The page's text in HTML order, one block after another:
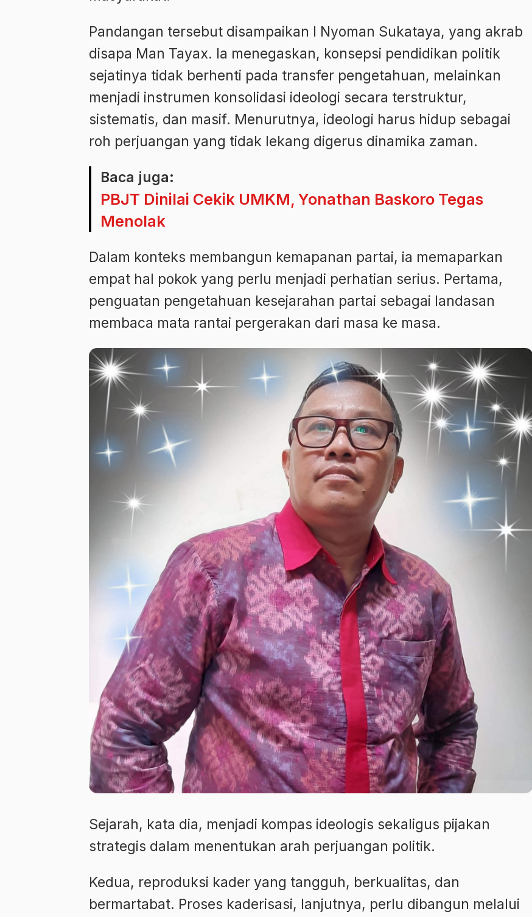
Pandangan tersebut disampaikan I Nyoman Sukataya, yang akrab
disapa Man Tayax. Ia menegaskan, konsepsi pendidikan politik
sejatinya tidak berhenti pada transfer pengetahuan, melainkan
menjadi instrumen konsolidasi ideologi secara terstruktur,
sistematis, dan masif. Menurutnya, ideologi harus hidup sebagai
roh perjuangan yang tidak lekang digerus dinamika zaman.
Baca juga:
PBJT Dinilai Cekik UMKM, Yonathan Baskoro Tegas
Menolak
Dalam konteks membangun kemapanan partai, ia memaparkan
empat hal pokok yang perlu menjadi perhatian serius. Pertama,
penguatan pengetahuan kesejarahan partai sebagai landasan
membaca mata rantai pergerakan dari masa ke masa.
Sejarah, kata dia, menjadi kompas ideologis sekaligus pijakan
strategis dalam menentukan arah perjuangan politik.
Kedua, reproduksi kader yang tangguh, berkualitas, dan
bermartabat. Proses kaderisasi, lanjutnya, perlu dibangun melalui